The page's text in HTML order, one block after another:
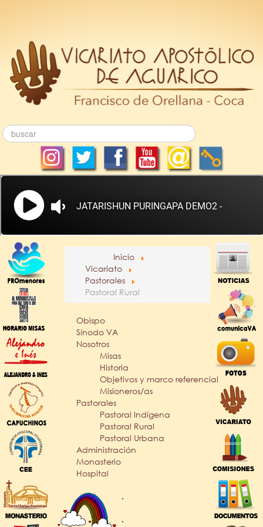
Inicio
Vicariato
Pastorales
Pastoral Rural
Obispo
Sínodo VA
Nosotros
Misas
Historia
Objetivos y marco referencial
Misioneros/as
Pastorales
Pastoral Indígena
Pastoral Rural
Pastoral Urbana
Administración
Monasterio
Hospital